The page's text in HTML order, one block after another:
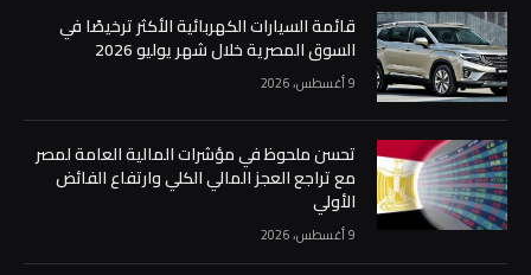
قائمة السيارات الكهربائية الأكثر ترخيصًا في
السوق المصرية خلال شهر يوليو 2026
9 أغسطس، 2026
تحسن ملحوظ في مؤشرات المالية العامة لمصر
مع تراجع العجز المالي الكلي وارتفاع الفائض
الأولي
9 أغسطس، 2026